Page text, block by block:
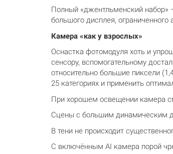
Полный «джентльменский набор»
большого дисплея,
Камера «как у взрослых»
Оснастка фотомодуля хоть и
сенсору, вспомогательному
относительно большие пиксели
25 категориях и применить
При хорошем освещении камера
Сцены с большим динамическим
В тени не происходит
С включённым AI камера порой